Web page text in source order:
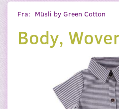
Fra: Müsli by Green Cotton
Body,